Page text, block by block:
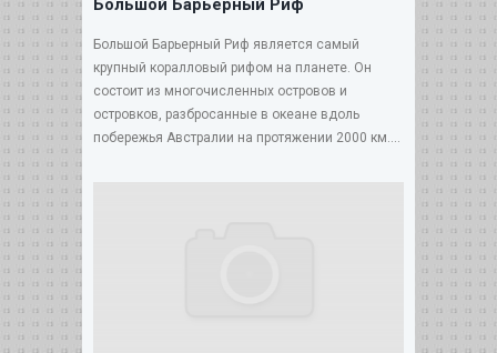
Большой Барьерный Риф
Большой Барьерный Риф является самый
крупный коралловый рифом на планете. Он
состоит из многочисленных островов и
островков, разбросанные в океане вдоль
побережья Австралии на протяжении 2000 км....